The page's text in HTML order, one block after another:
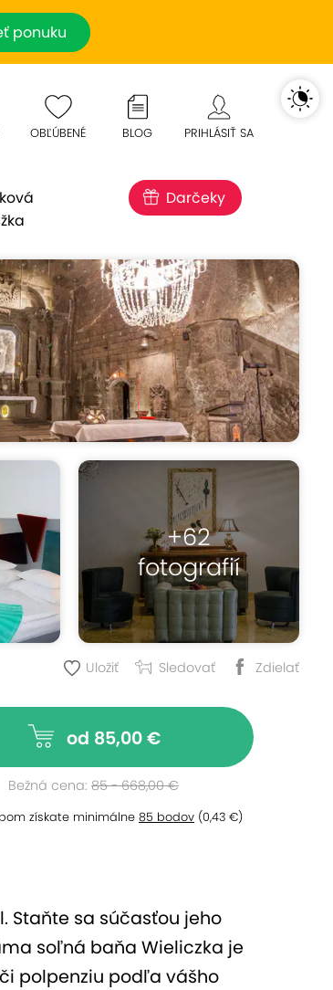
ponuku
OBĽÚBENÉ BLOG PRIHLÁSIŤ SA
Darčeky
+62
fotografií
Uložiť Sledovať Zdielať
od 85,00 €
Bežná cena: 85 - 668,00 €
získate minimálne 85 bodov (0,43 €)
Staňte sa súčasťou jeho
soľná baňa Wieliczka je
polpenziu podľa vášho